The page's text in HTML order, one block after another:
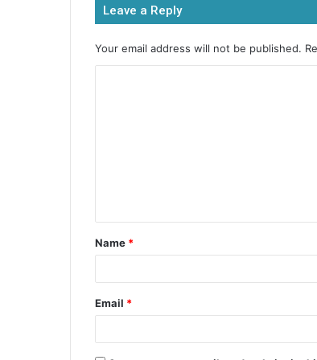
o
o
k
p
p
n
g
er
Leave a Reply
Your email address will not be published.
Name *
Email *